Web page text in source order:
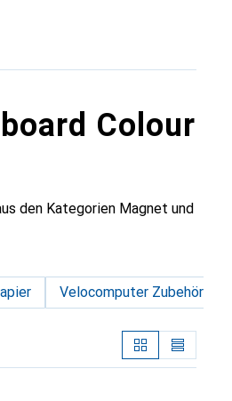
Colour
den Kategorien Magnet und
Velocomputer Zubehör